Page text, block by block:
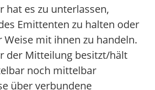
hat es zu unterlassen,
Emittenten zu halten oder
Weise mit ihnen zu handeln.
der Mitteilung besitzt/hält
noch mittelbar
über verbundene